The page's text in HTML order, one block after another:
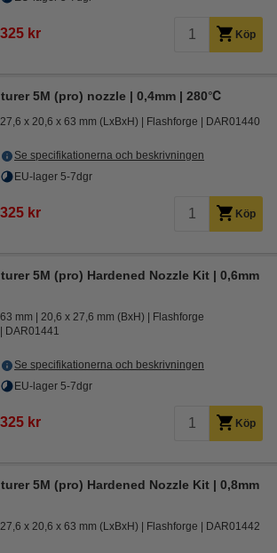
325 kr Köp
5M (pro) nozzle | 0,4mm | 280℃
27,6 x 20,6 x 63 mm (LxBxH) Flashforge DAR01440
Se specifikationerna och beskrivningen
EU-lager 5-7dgr
325 kr Köp
5M (pro) Hardened Nozzle Kit | 0,6mm
63 mm 20,6 x 27,6 mm (BxH)
Flashforge
DAR01441
Se specifikationerna och beskrivningen
EU-lager 5-7dgr
325 kr Köp
5M (pro) Hardened Nozzle Kit | 0,8mm
27,6 x 20,6 x 63 mm (LxBxH) Flashforge DAR01442